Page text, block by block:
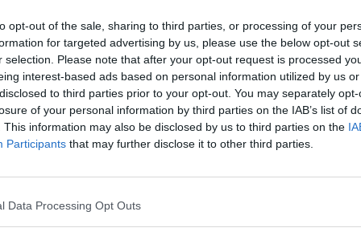
opt-out of the sale, sharing to third parties, or processing of your
for targeted advertising by us, please use the below opt-out
selection. Please note that after your opt-out request is processed
interest-based ads based on personal information utilized by us
to third parties prior to your opt-out. You may separately
of your personal information by third parties on the IAB’s list of
This information may also be disclosed by us to third parties on the
Participants that may further disclose it to other third parties.
Data Processing Opt Outs
in movimento, inoltre la formazione infermieristica a
di quella degli operatori tecnici che possiamo definire
la data di attivazione per il tempo strettamente
è stato risposto di no, perché vengono mantenute
e informatiche delle due centrali accorpate".
iscriviti allaNewsletter QUInews - ToscanaMedia.
nella tua casella di posta.